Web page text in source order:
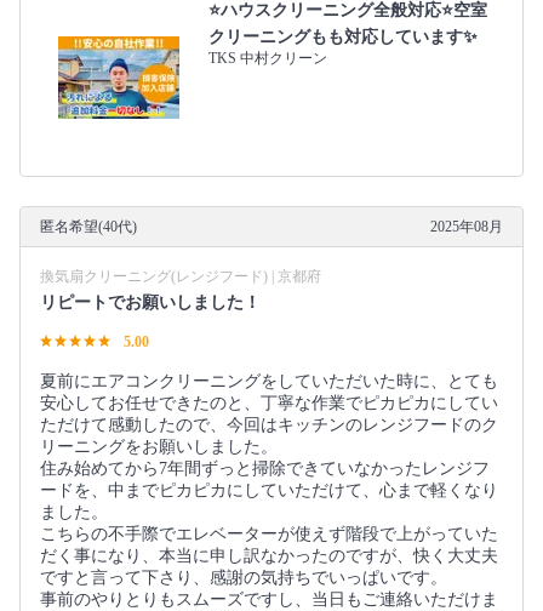
⭐ハウスクリーニング全般対応⭐空室
クリーニングもも対応しています✨
TKS 中村クリーン
匿名希望(40代) 2025年08月
換気扇クリーニング(レンジフード) | 京都府
リピートでお願いしました！
5.00
夏前にエアコンクリーニングをしていただいた時に、とても
安心してお任せできたのと、丁寧な作業でピカピカにしてい
ただけて感動したので、今回はキッチンのレンジフードのク
リーニングをお願いしました。
住み始めてから7年間ずっと掃除できていなかったレンジフ
ードを、中までピカピカにしていただけて、心まで軽くなり
ました。
こちらの不手際でエレベーターが使えず階段で上がっていた
だく事になり、本当に申し訳なかったのですが、快く大丈夫
ですと言って下さり、感謝の気持ちでいっぱいです。
事前のやりとりもスムーズですし、当日もご連絡いただけま